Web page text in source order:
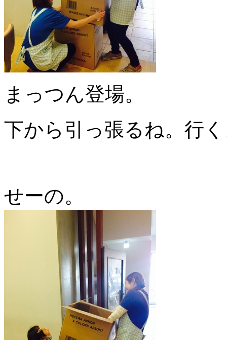
まっつん登場。
下から引っ張るね。行
せーの。